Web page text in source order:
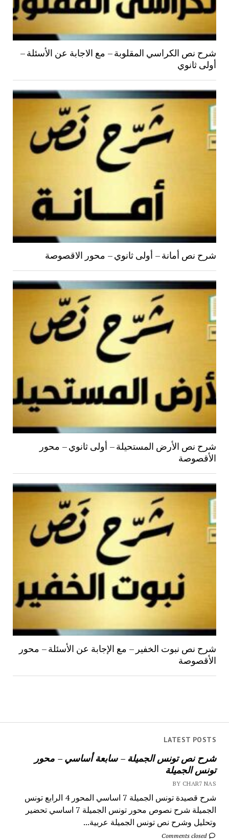
LATEST POSTS
شرح نص تونس الجميلة – سابعة أساسي – محور
تونس الجميلة
BY CHAR7 NAS
شرح قصيدة تونس الجميلة 7 اساسي المحور 4 الرابع تونس
الجميلة شرح نصوص محور تونس الجميلة 7 اساسي تحضير
وتحليل وشرح نص تونس الجميلة عربية...
Comments closed
شرح نص الكراسي المقلوبة – مع الاجابة عن الأسئلة –
أولى ثانوي
شرح نص أمانة – أولى ثانوي – محور الاقصوصة
شرح نص الأرض المستحيلة – أولى ثانوي – محور
الأقصوصة
شرح نص نبوت الخفير – مع الإجابة عن الأسئلة – محور
الأقصوصة